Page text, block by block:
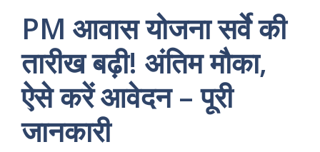
PM आवास योजना सर्वे की
तारीख बढ़ी! अंतिम मौका,
ऐसे करें आवेदन – पूरी
जानकारी